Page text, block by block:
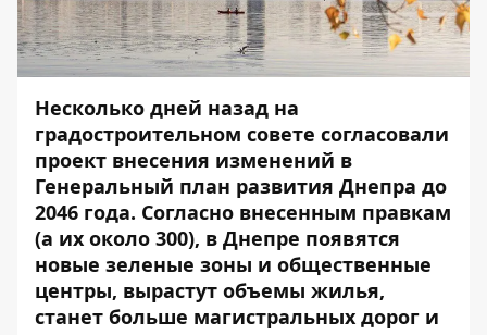
Несколько дней назад на
градостроительном совете согласовали
проект внесения изменений в
Генеральный план развития Днепра до
2046 года. Согласно внесенным правкам
(а их около 300), в Днепре появятся
новые зеленые зоны и общественные
центры, вырастут объемы жилья,
станет больше магистральных дорог и